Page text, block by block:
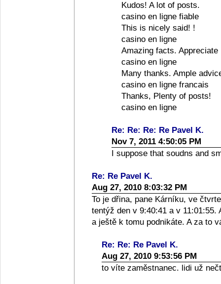
Kudos! A lot of posts.
casino en ligne fiable
This is nicely said! !
casino en ligne
Amazing facts. Appreciate
casino en ligne
Many thanks. Ample
casino en ligne francais
Thanks, Plenty of posts!
casino en ligne
Re: Re: Re: Re Pavel K.
Nov 7, 2011 4:50:05 PM
I suppose that soudns and
Re: Re Pavel K.
Aug 27, 2010 8:03:32 PM
To je dřina, pane Kárníku, ve
tentýž den v 9:40:41 a v 11:01:55.
a ještě k tomu podnikáte. A za to
Re: Re: Re Pavel K.
Aug 27, 2010 9:53:56 PM
to víte zaměstnanec. lidi už